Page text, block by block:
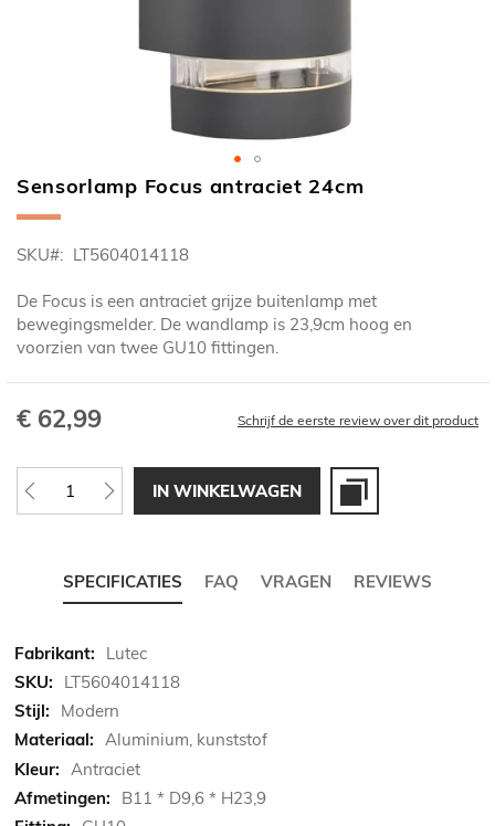
Ga
naar
begin
de
afbeeldingen-
gallerij
Sensorlamp Focus antraciet 24cm
SKU LT5604014118
De Focus is een antraciet grijze buitenlamp met
bewegingsmelder. De wandlamp is 23,9cm hoog en
voorzien van twee GU10 fittingen.
€ 62,99 Schrijf de eerste review over dit product
IN WINKELWAGEN
SPECIFICATIES FAQ VRAGEN REVIEWS
Meer
informatie
Lutec
LT5604014118
Modern
Aluminium, kunststof
Antraciet
B11 * D9,6 * H23,9